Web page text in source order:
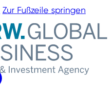
Zur Fußzeile springen